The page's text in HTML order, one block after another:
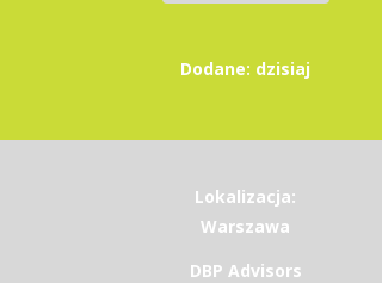
Dodane: dzisiaj
Lokalizacja:
Warszawa
DBP Advisors